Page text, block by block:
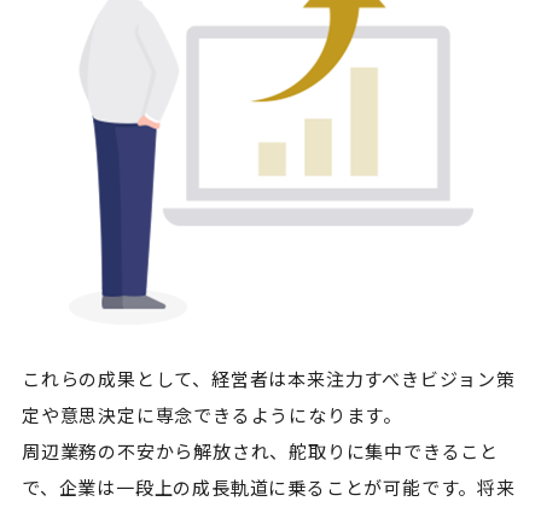
これらの成果として、経営者は本来注力すべきビジョン策
定や意思決定に専念できるようになります。
周辺業務の不安から解放され、舵取りに集中できること
で、企業は一段上の成長軌道に乗ることが可能です。将来